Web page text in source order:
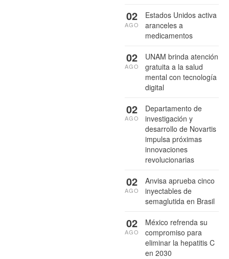
Estados Unidos activa
aranceles a
medicamentos
02
AGO
UNAM brinda atención
gratuita a la salud
mental con tecnología
digital
02
AGO
Departamento de
investigación y
desarrollo de Novartis
impulsa próximas
innovaciones
revolucionarias
02
AGO
Anvisa aprueba cinco
inyectables de
semaglutida en Brasil
02
AGO
México refrenda su
compromiso para
eliminar la hepatitis C
en 2030
02
AGO